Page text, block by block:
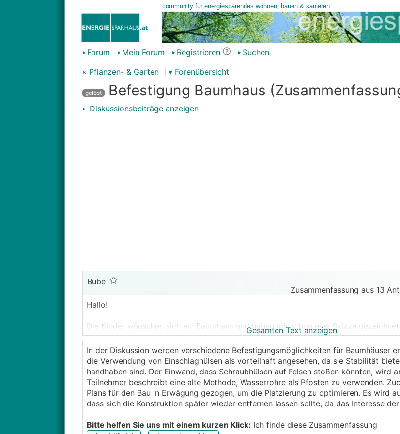
Forum Mein Forum Registrieren
Suchen
« Pflanzen- & Garten ▾ Forenübersicht
·gelöst· Befestigung Baumhaus
Diskussionsbeiträge anzeigen
Bube
Zusammenfassung aus 13
Hallo!
Die Kinder wünschen sich ein Baumhaus und haben mir schon eine Skizze
Grundsätzlich ist Zeit gerade Mangelware aber kaufen kommt auch nicht in Frage...
Grundstücks besteht aus Wald und ich hätte schon 2 Bäume die dafür gut geeignet
mit einem Abstand von ca. 3m und ca. 40cm Durchmesser.
Nun überlege wie ich das Baumhaus befestigen soll. Lt. Recherche sind Varianten die
werden auch nicht optimal da sie den wachsenden Baum einschnüren und/oder man
anpassen sollte. Um die Plattform aus Seilen zu hängen denke ich passen die
anscheinend die Befestigung direkt am Stamm mit dicken Bolzen den Baum stören.
extrem viel. Obwohl es für ein Baumhaus am unpassensden ist, ist mir eine Lösung
sympathischten. Jedoch müsste ich dann Punktfundamende im Wald betonieren ;(.
Gesamten Text anzeigen
In der Diskussion werden verschiedene Befestigungsmöglichkeiten für Baumhäuser
die Verwendung von Einschlaghülsen als vorteilhaft angesehen, da sie Stabilität
handhaben sind. Der Einwand, dass Schraubhülsen auf Felsen stoßen könnten, wird
Teilnehmer beschreibt eine alte Methode, Wasserrohre als Pfosten zu verwenden.
Plans für den Bau in Erwägung gezogen, um die Platzierung zu optimieren. Es wird
dass sich die Konstruktion später wieder entfernen lassen sollte, da das Interesse
Bitte helfen Sie uns mit einem kurzen Klick: Ich finde diese Zusammenfassung